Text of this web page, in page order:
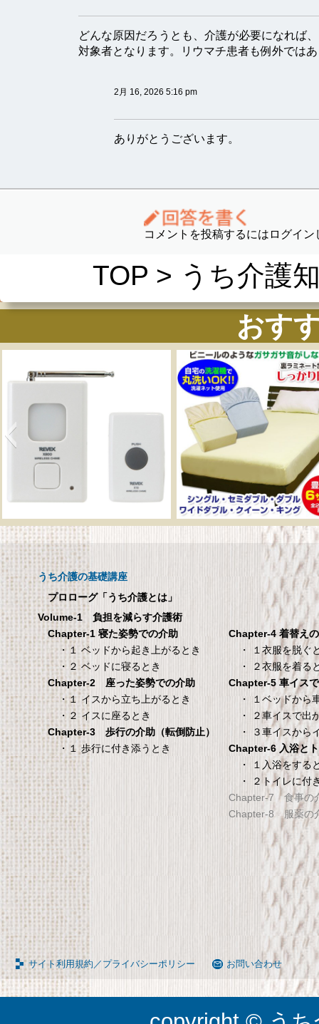
どんな原因だろうとも、介護が必要になれば
対象者となります。リウマチ患者も例外では
2月 16, 2026 5:16 pm
ありがとうございます。
コメントを投稿するにはログイン
TOP > うち介護
おす
呼び出しチャイムセット
X810
呼び出しチャイムセット X810
メーカー直販 ベッ
ックスシーツ 防水
ツ 【介護シーツ･ベ
用防水シーツ】シ
100×200×30cm ク
メーカー直販 ベッド用ボ
シーツ 防水シーツ 【介護
ベッド用防水シーツ】シ
100×200×30cm クリー
タンスのゲン 介護用ベ
ッドテーブル キャスタ
ー付き 伸縮式 高さ調節
可能 Licht リヒト
65090050BR
タンスのゲン 介護用ベッドテー
ブル キャスター付き 伸縮式 高さ
調節可能 Licht リヒト
65090050BR
TANITA 【乗った人
タリと当てる「乗
機能」搭載】 体組
ホワイト BC-754-
TANITA 【乗った人をピタ
てる「乗るピタ機能」搭
組成計 ホワイト BC-754-
うち介護の基礎講座
プロローグ「うち介護とは」
Volume-1 負担を減らす介護術
Chapter-1 寝た姿勢での介助
・１ ベッドから起き上がるとき
・２ ベッドに寝るとき
Chapter-2 座った姿勢での介助
・１ イスから立ち上がるとき
・２ イスに座るとき
Chapter-3 歩行の介助（転倒防止）
・１ 歩行に付き添うとき
Chapter-4 着替え
・ １衣服を脱ぐ
・ ２衣服を着る
Chapter-5 車イス
・ １ベッドから
・ ２車イスで出
・ ３車イスから
Chapter-6 入浴と
・ １入浴をする
・ ２トイレに付
Chapter-7 食事の
Chapter-8 服薬の
サイト利用規約／プライバシーポリシー お問い合わせ